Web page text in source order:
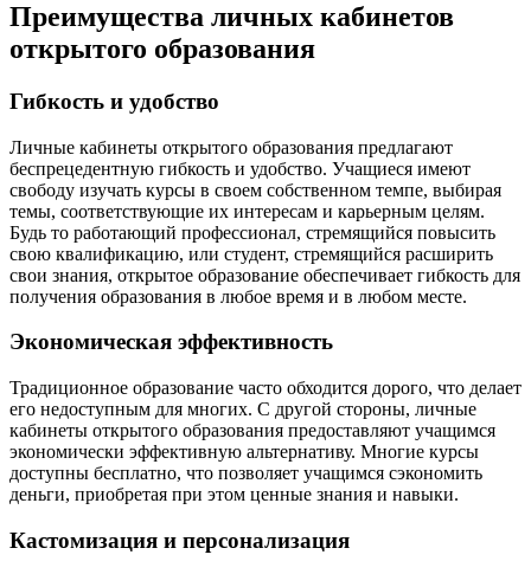
Преимущества личных кабинетов
открытого образования
Гибкость и удобство
Личные кабинеты открытого образования предлагают
беспрецедентную гибкость и удобство. Учащиеся имеют
свободу изучать курсы в своем собственном темпе, выбирая
темы, соответствующие их интересам и карьерным целям.
Будь то работающий профессионал, стремящийся повысить
свою квалификацию, или студент, стремящийся расширить
свои знания, открытое образование обеспечивает гибкость для
получения образования в любое время и в любом месте.
Экономическая эффективность
Традиционное образование часто обходится дорого, что делает
его недоступным для многих. С другой стороны, личные
кабинеты открытого образования предоставляют учащимся
экономически эффективную альтернативу. Многие курсы
доступны бесплатно, что позволяет учащимся сэкономить
деньги, приобретая при этом ценные знания и навыки.
Кастомизация и персонализация